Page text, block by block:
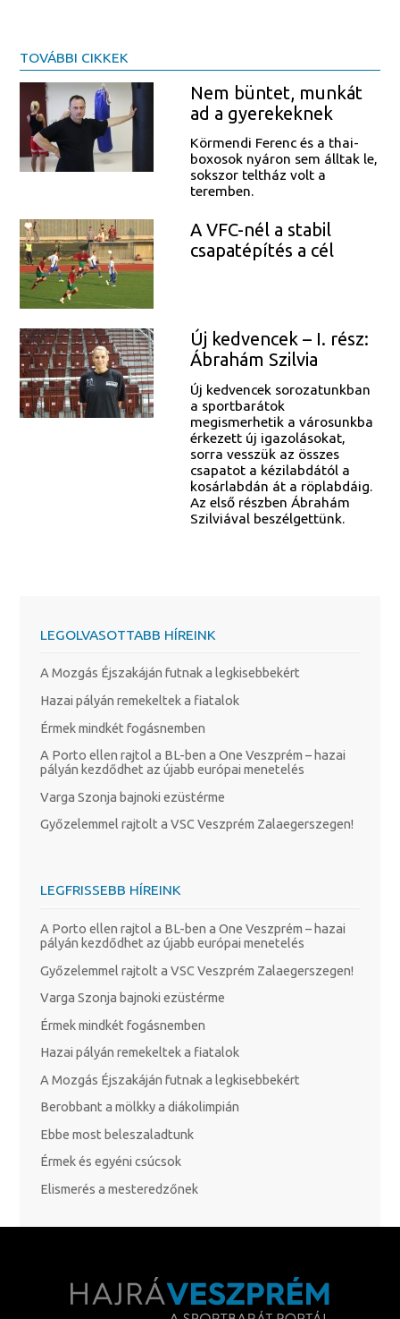
TOVÁBBI CIKKEK
Nem büntet, munkát
ad a gyerekeknek
Körmendi Ferenc és a thai-
boxosok nyáron sem álltak le,
sokszor teltház volt a
teremben.
A VFC-nél a stabil
csapatépítés a cél
Új kedvencek – I. rész:
Ábrahám Szilvia
Új kedvencek sorozatunkban
a sportbarátok
megismerhetik a városunkba
érkezett új igazolásokat,
sorra vesszük az összes
csapatot a kézilabdától a
kosárlabdán át a röplabdáig.
Az első részben Ábrahám
Szilviával beszélgettünk.
LEGOLVASOTTABB HÍREINK
A Mozgás Éjszakáján futnak a legkisebbekért
Hazai pályán remekeltek a fiatalok
Érmek mindkét fogásnemben
A Porto ellen rajtol a BL-ben a One Veszprém – hazai
pályán kezdődhet az újabb európai menetelés
Varga Szonja bajnoki ezüstérme
Győzelemmel rajtolt a VSC Veszprém Zalaegerszegen!
LEGFRISSEBB HÍREINK
A Porto ellen rajtol a BL-ben a One Veszprém – hazai
pályán kezdődhet az újabb európai menetelés
Győzelemmel rajtolt a VSC Veszprém Zalaegerszegen!
Varga Szonja bajnoki ezüstérme
Érmek mindkét fogásnemben
Hazai pályán remekeltek a fiatalok
A Mozgás Éjszakáján futnak a legkisebbekért
Berobbant a mölkky a diákolimpián
Ebbe most beleszaladtunk
Érmek és egyéni csúcsok
Elismerés a mesteredzőnek